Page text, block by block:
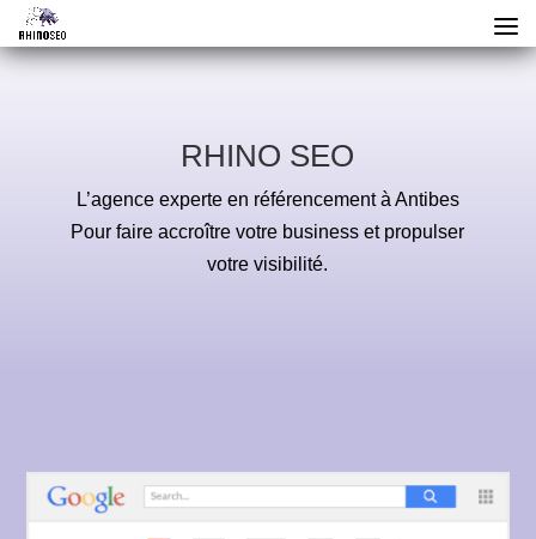
RHINO SEO
L’agence experte en référencement à Antibes
Pour faire accroître votre business et propulser
votre visibilité.